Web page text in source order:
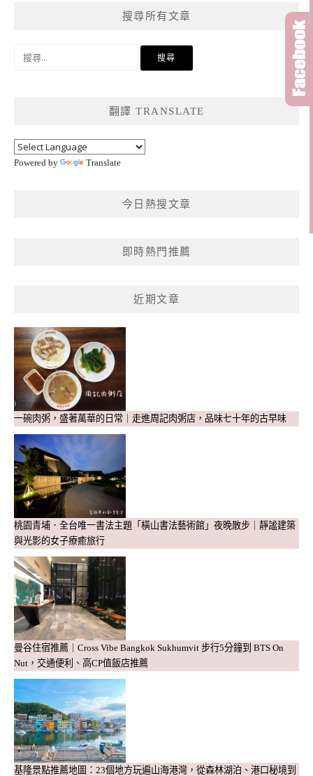
搜尋所有文章
翻譯 TRANSLATE
Powered by Translate
今日熱搜文章
即時熱門推薦
近期文章
一碗肉粥，盛著萬華的日常｜走進周記肉粥店，品味七十年的古早味
桃園青埔．全台唯一書法主題「橫山書法藝術館」夜晚散步｜靜謐建築
與光影的女子療癒旅行
曼谷住宿推薦｜Cross Vibe Bangkok Sukhumvit 步行5分鐘到 BTS On
Nut，交通便利、高CP值飯店推薦
基隆景點推薦地圖：23個地方玩遍山海港灣，從森林湖泊、港口秘境到